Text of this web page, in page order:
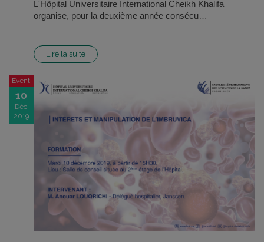
L'Hôpital Universitaire International Cheikh Khalifa
organise, pour la deuxième année consécu…
Lire la suite
Event
10
Déc
2019